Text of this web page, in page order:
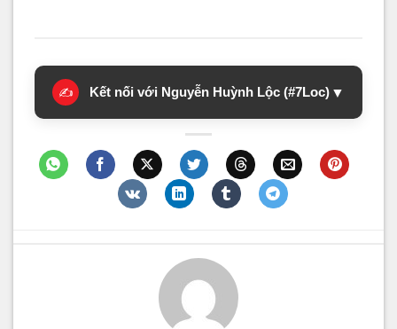
✍️ Kết nối với Nguyễn Huỳnh Lộc (#7Loc) ▼